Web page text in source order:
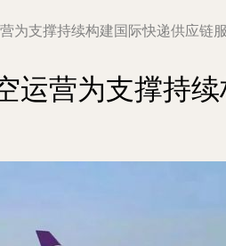
为支撑持续构建国际快递供应链
运营为支撑持